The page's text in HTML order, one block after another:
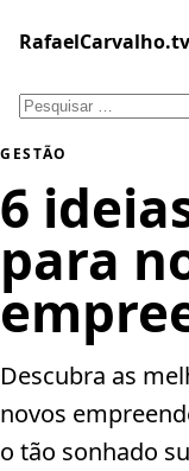
para
conteúdo
RafaelCarvalho.tv
Pesquisar
GESTÃO
6
para
Descubra as
novos
o tão sonhado